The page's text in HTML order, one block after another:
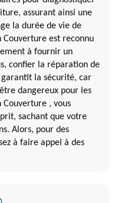
assurant ainsi une
la durée de vie de
Couverture est reconnu
à fournir un
confier la réparation de
la sécurité, car
dangereux pour les
Couverture , vous
sachant que votre
Alors, pour des
à faire appel à des